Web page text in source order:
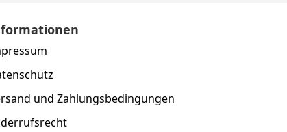
und Zahlungsbedingungen